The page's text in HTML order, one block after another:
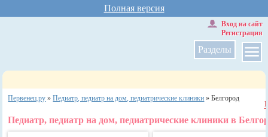
Полная версия
Разделы
Вход на сайт
Регистрация
Первенец.ру »Педиатр, педиатр на дом, педиатрические клиники »Белгород
Педиатр, педиатр на дом, педиатрические клиники в